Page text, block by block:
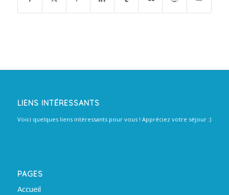
LIENS INTÉRESSANTS
Voici quelques liens intéressants pour vous ! Appréciez votre séjour :)
PAGES
Accueil